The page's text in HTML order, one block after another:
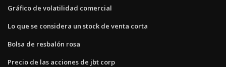
Gráfico de volatilidad comercial
Lo que se considera un stock de venta corta
Bolsa de resbalón rosa
Precio de las acciones de jbt corp